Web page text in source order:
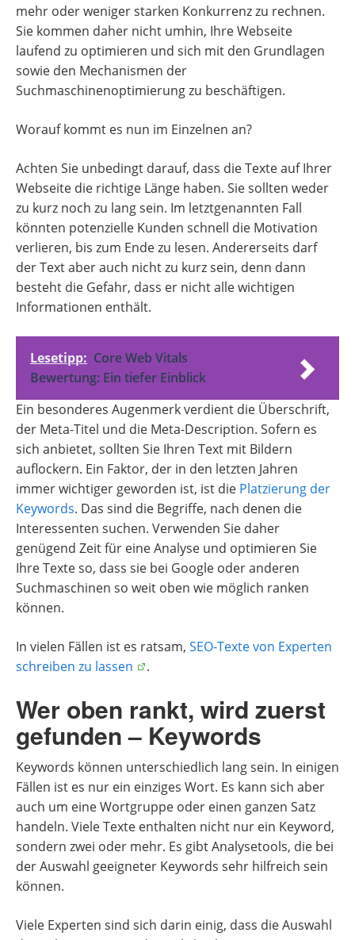
mehr oder weniger starken Konkurrenz zu rechnen.
Sie kommen daher nicht umhin, Ihre Webseite
laufend zu optimieren und sich mit den Grundlagen
sowie den Mechanismen der
Suchmaschinenoptimierung zu beschäftigen.
Worauf kommt es nun im Einzelnen an?
Achten Sie unbedingt darauf, dass die Texte auf Ihrer
Webseite die richtige Länge haben. Sie sollten weder
zu kurz noch zu lang sein. Im letztgenannten Fall
könnten potenzielle Kunden schnell die Motivation
verlieren, bis zum Ende zu lesen. Andererseits darf
der Text aber auch nicht zu kurz sein, denn dann
besteht die Gefahr, dass er nicht alle wichtigen
Informationen enthält.
Lesetipp: Core Web Vitals
Bewertung: Ein tiefer Einblick
Ein besonderes Augenmerk verdient die Überschrift,
der Meta-Titel und die Meta-Description. Sofern es
sich anbietet, sollten Sie Ihren Text mit Bildern
auflockern. Ein Faktor, der in den letzten Jahren
immer wichtiger geworden ist, ist die Platzierung der
Keywords. Das sind die Begriffe, nach denen die
Interessenten suchen. Verwenden Sie daher
genügend Zeit für eine Analyse und optimieren Sie
Ihre Texte so, dass sie bei Google oder anderen
Suchmaschinen so weit oben wie möglich ranken
können.
In vielen Fällen ist es ratsam, SEO-Texte von Experten
schreiben zu lassen
.
Wer oben rankt, wird zuerst
gefunden – Keywords
Keywords können unterschiedlich lang sein. In einigen
Fällen ist es nur ein einziges Wort. Es kann sich aber
auch um eine Wortgruppe oder einen ganzen Satz
handeln. Viele Texte enthalten nicht nur ein Keyword,
sondern zwei oder mehr. Es gibt Analysetools, die bei
der Auswahl geeigneter Keywords sehr hilfreich sein
können.
Viele Experten sind sich darin einig, dass die Auswahl